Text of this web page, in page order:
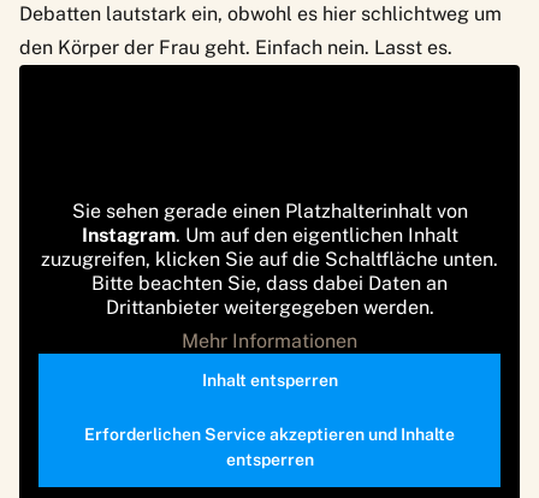
Debatten lautstark ein, obwohl es hier schlichtweg um
den Körper der Frau geht. Einfach nein. Lasst es.
Sie sehen gerade einen Platzhalterinhalt von
Instagram. Um auf den eigentlichen Inhalt
zuzugreifen, klicken Sie auf die Schaltfläche unten.
Bitte beachten Sie, dass dabei Daten an
Drittanbieter weitergegeben werden.
Mehr Informationen
Inhalt entsperren
Erforderlichen Service akzeptieren und Inhalte
entsperren